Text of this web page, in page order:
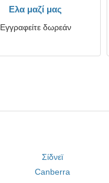
Ελα μαζί μας
Εγγραφείτε δωρεάν
Σίδνεϊ
Canberra